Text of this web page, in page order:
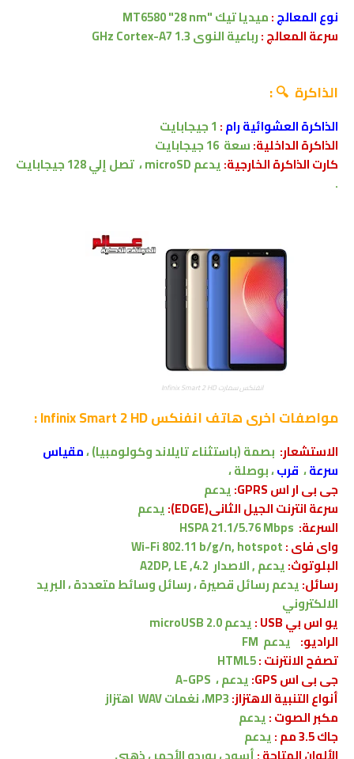
نوع المعالج:ميديا تيك"
MT6580 "28 nm
سرعة المعالج :رباعية النوى1.3 GHz Cortex-A7
الذاكرة 🔍 :
الذاكرة العشوائية رام: 1 جيجابايت
الذاكرة الداخلية:سعة
كارت الذاكرة الخارجية:يدعمmicroSD ، تصل إلي
128 جيجابايت
.
انفنكس سمارت Infinix Smart 2 HD
مواصفات اخرىهاتف انفنكس Infinix Smart 2 HD :
الاستشعار: بصمة (باستثناء تايلاند وكولومبيا) ،مقياس
سرعة، قرب،بوصلة ،
جى بى ار اس GPRS:
يدعم
سرعة انترنت الجيل الثانى(EDGE):
يدعم
السرعة: HSPA 21.1/5.76 Mbps
واى فاى :Wi-Fi 802.11 b/g/n, hotspot
البلوتوث:يدعم , الاصدار 4.2, A2DP, LE
رسائل:يدعمرسائل قصيرة ، رسائل وسائط متعددة ، البريد
الالكتروني
يو اس بي USB :
يدعمmicroUSB 2.0
الراديو: يدعم FM
تصفح الانترنت :HTML5
جى بى اس GPS:
يدعم ، A-GPS
أنواع التنبية الاهتزاز:
اهتزاز
مكبر الصوت :يدعم
جاك 3.5 مم :
يدعم